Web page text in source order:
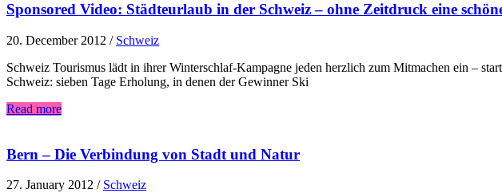
Sponsored Video: Städteurlaub in der Schweiz – ohne Zeitdruck eine
20. December 2012 / Schweiz
Schweiz Tourismus lädt in ihrer Winterschlaf-Kampagne jeden herzlich zum Mitmachen ein –
Schweiz: sieben Tage Erholung, in denen der Gewinner Ski
Read more
Bern – Die Verbindung von Stadt und Natur
27. January 2012 / Schweiz